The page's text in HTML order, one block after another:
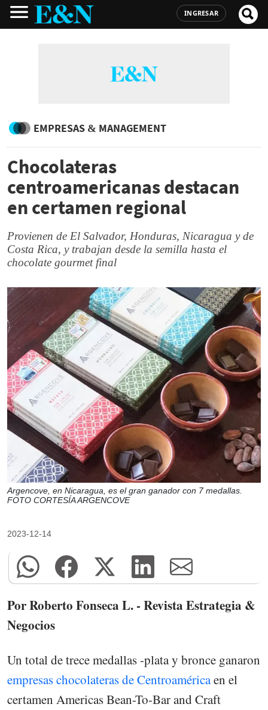
INGRESAR
EMPRESAS & MANAGEMENT
Chocolateras
centroamericanas destacan
en certamen regional
Provienen de El Salvador, Honduras, Nicaragua y de
Costa Rica, y trabajan desde la semilla hasta el
chocolate gourmet final
Argencove, en Nicaragua, es el gran ganador con 7 medallas.
FOTO CORTESÍA ARGENCOVE
2023-12-14
Por Roberto Fonseca L. - Revista Estrategia &
Negocios
Un total de trece medallas -plata y bronce ganaron
empresas chocolateras de Centroaméricaen el
certamen Americas Bean-To-Bar and Craft